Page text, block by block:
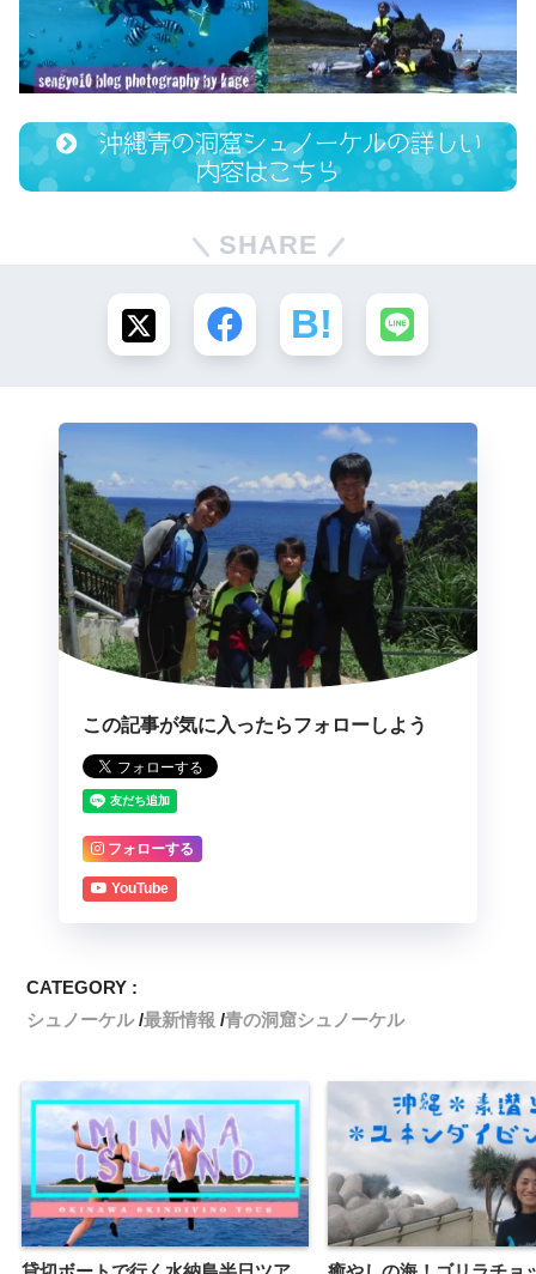
沖縄青の洞窟シュノーケルの詳しい
内容はこちら
SHARE
この記事が気に入ったらフォローしよう
フォローする
YouTube
CATEGORY :
シュノーケル 最新情報 青の洞窟シュノーケル